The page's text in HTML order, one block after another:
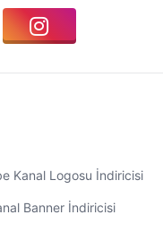
Kanal Logosu İndiricisi
Banner İndiricisi